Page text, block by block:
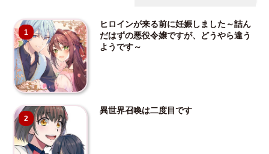
1
ヒロインが来る前に妊娠しました～詰ん
だはずの悪役令嬢ですが、どうやら違う
ようです～
2
異世界召喚は二度目です